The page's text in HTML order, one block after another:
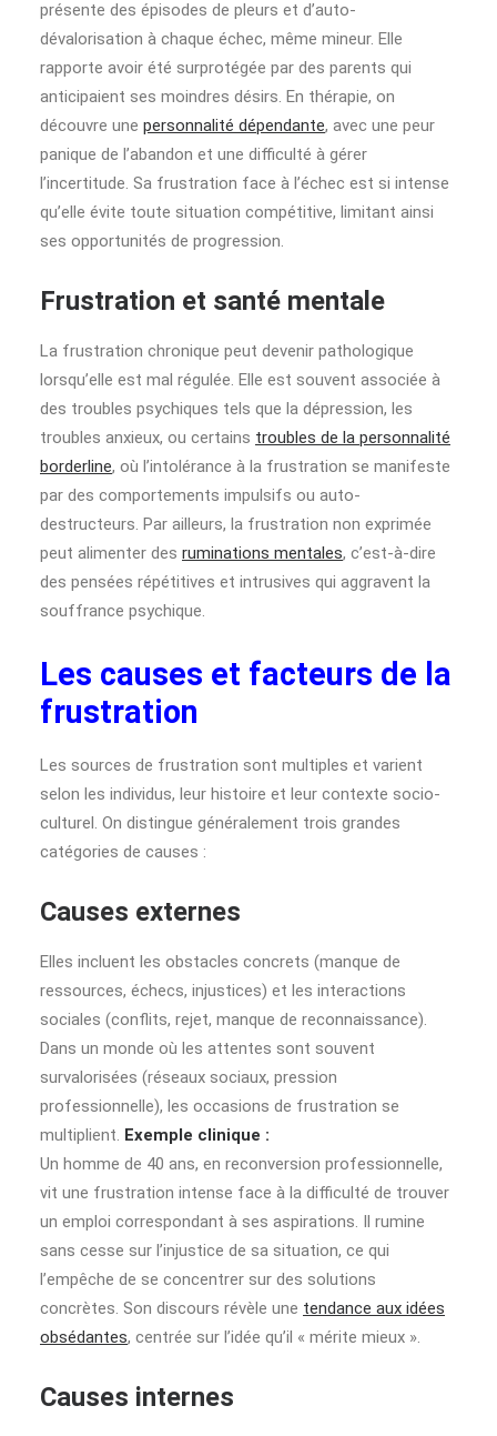
présente des épisodes de pleurs et d’auto-
dévalorisation à chaque échec, même mineur. Elle
rapporte avoir été surprotégée par des parents qui
anticipaient ses moindres désirs. En thérapie, on
découvre une personnalité dépendante, avec une peur
panique de l’abandon et une difficulté à gérer
l’incertitude. Sa frustration face à l’échec est si intense
qu’elle évite toute situation compétitive, limitant ainsi
ses opportunités de progression.
Frustration et santé mentale
La frustration chronique peut devenir pathologique
lorsqu’elle est mal régulée. Elle est souvent associée à
des troubles psychiques tels que la dépression, les
troubles anxieux, ou certains troubles de la personnalité
borderline, où l’intolérance à la frustration se manifeste
par des comportements impulsifs ou auto-
destructeurs. Par ailleurs, la frustration non exprimée
peut alimenter des ruminations mentales, c’est-à-dire
des pensées répétitives et intrusives qui aggravent la
souffrance psychique.
Les causes et facteurs de la
frustration
Les sources de frustration sont multiples et varient
selon les individus, leur histoire et leur contexte socio-
culturel. On distingue généralement trois grandes
catégories de causes :
Causes externes
Elles incluent les obstacles concrets (manque de
ressources, échecs, injustices) et les interactions
sociales (conflits, rejet, manque de reconnaissance).
Dans un monde où les attentes sont souvent
survalorisées (réseaux sociaux, pression
professionnelle), les occasions de frustration se
multiplient. Exemple clinique :
Un homme de 40 ans, en reconversion professionnelle,
vit une frustration intense face à la difficulté de trouver
un emploi correspondant à ses aspirations. Il rumine
sans cesse sur l’injustice de sa situation, ce qui
l’empêche de se concentrer sur des solutions
concrètes. Son discours révèle une tendance aux idées
obsédantes, centrée sur l’idée qu’il « mérite mieux ».
Causes internes